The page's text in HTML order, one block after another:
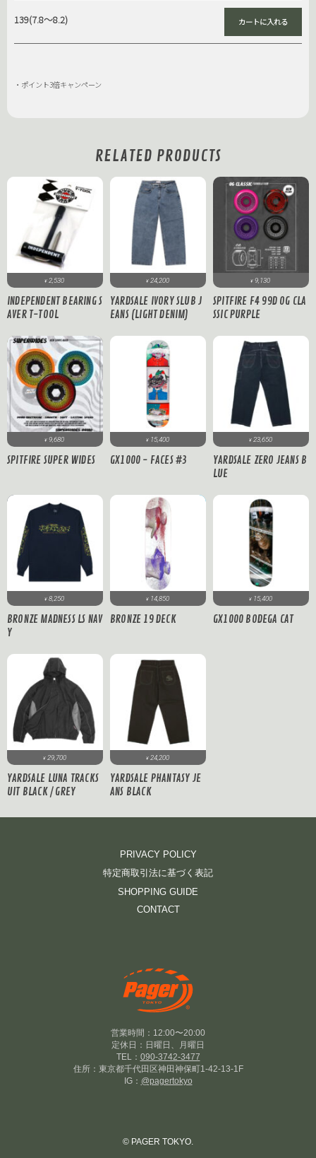
139(7.8〜8.2)
・ポイント3倍キャンペーン
RELATED PRODUCTS
¥ 2,530
INDEPENDENT BEARING S
AVER T-TOOL
¥ 24,200
YARDSALE IVORY SLUB J
EANS (LIGHT DENIM)
¥ 9,130
SPITFIRE F4 99D OG CLA
SSIC PURPLE
¥ 9,680
SPITFIRE SUPER WIDES
¥ 15,400
GX1000 - FACES #3
¥ 23,650
YARDSALE ZERO JEANS B
LUE
¥ 8,250
BRONZE MADNESS LS NAV
Y
¥ 14,850
BRONZE 19 DECK
¥ 15,400
GX1000 BODEGA CAT
¥ 29,700
YARDSALE LUNA TRACKS
UIT BLACK / GREY
¥ 24,200
YARDSALE PHANTASY JE
ANS BLACK
PRIVACY POLICY
特定商取引法に基づく表記
SHOPPING GUIDE
CONTACT
営業時間：12:00〜20:00
定休日：日曜日、月曜日
TEL： 090-3742-3477
住所：東京都千代田区神田神保町1-42-13-1F
IG： @pagertokyo
© PAGER TOKYO.